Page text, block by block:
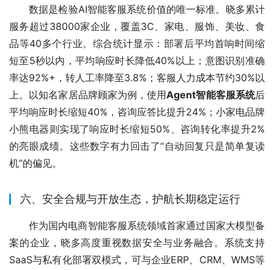
数据是检验AI智能客服系统价值的唯一标准。晓多累计
服务超过38000家企业，覆盖3C、家电、服饰、美妆、食
品等40多个行业。综合统计显示：部署后平均首响时间缩
短至5秒以内，平均响应时长降低40%以上；意图识别准确
率达92%+，转人工率降至3.8%；客服人力成本节约30%以
上。以知名家居品牌顾家为例，使用Agent智能客服系统后
平均响应时长缩短40%，咨询应答比提升24%；小家电品牌
小熊电器则实现了响应时长缩短50%、咨询转化率提升2%
的亮眼成绩。这些数字有力回击了“自动回复只是简单复读
机”的偏见。
六、安全合规与开放生态，护航长期稳定运行
作为国内电商智能客服系统领域首家通过国家大模型备
案的企业，晓多高度重视数据安全与业务融合。系统支持
SaaS与私有化部署双模式，可与企业ERP、CRM、WMS等